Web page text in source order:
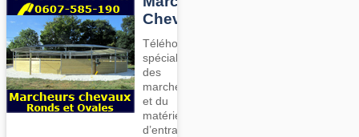
Chevaux
Téléhorse,
spécialiste
des
marcheurs
et du
matériel
d’entrainement